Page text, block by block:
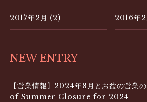
2017年2月 (2) 2016年
NEW ENTRY
【営業情報】2024年8月とお盆の営業
of Summer Closure for 2024